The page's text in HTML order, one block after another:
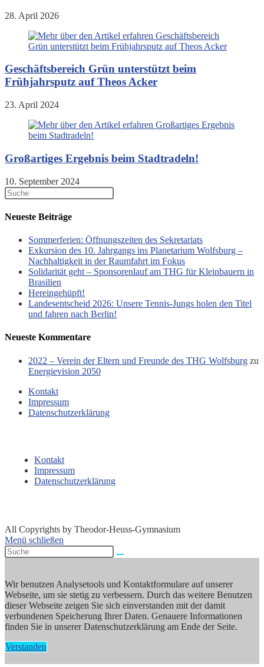
28. April 2026
Geschäftsbereich Grün unterstützt beim
Frühjahrsputz auf Theos Acker
23. April 2024
Großartiges Ergebnis beim Stadtradeln!
10. September 2024
Neueste Beiträge
Sommerferien: Öffnungszeiten des Sekretariats
Exkursion des 10. Jahrgangs ins Planetarium Wolfsburg –
Nachhaltigkeit in der Raumfahrt im Fokus
Solidarität geht – Sponsorenlauf am THG für Kleinbauern in
Brasilien
Hereingehüpft!
Landesentscheid 2026: Unsere Tennis‑Jungs holen den Titel
und fahren nach Berlin!
Neueste Kommentare
2022 – Verein der Eltern und Freunde des THG Wolfsburg zu
Energievision 2050
Kontakt
Impressum
Datenschutzerklärung
Kontakt
Impressum
Datenschutzerklärung
All Copyrights by Theodor-Heuss-Gymnasium
Menü schließen
Wir benutzen Analysetools und Kontaktformulare auf unserer
Webseite, um sie stetig zu verbessern. Durch das weitere Benutzen
dieser Webseite zeigen Sie sich einverstanden mit der damit
verbundenen Speicherung Ihrer Daten. Genauere Informationen
finden Sie in unserer Datenschutzerklärung am Ende der Seite.
Verstanden